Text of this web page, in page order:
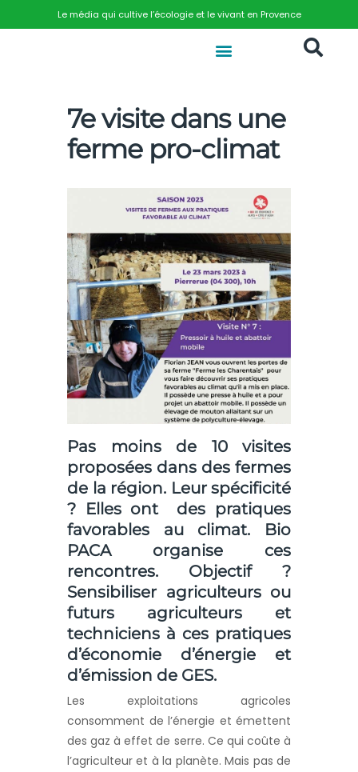
Le média qui cultive l’écologie et le vivant en Provence
7e visite dans une
ferme pro-climat
Pas moins de 10 visites
proposées dans des fermes
de la région. Leur spécificité
? Elles ont des pratiques
favorables au climat. Bio
PACA organise ces
rencontres. Objectif ?
Sensibiliser agriculteurs ou
futurs agriculteurs et
techniciens à ces pratiques
d’économie d’énergie et
d’émission de GES.
Les exploitations agricoles
consomment de l’énergie et émettent
des gaz à effet de serre. Ce qui coûte à
l’agriculteur et à la planète. Mais pas de